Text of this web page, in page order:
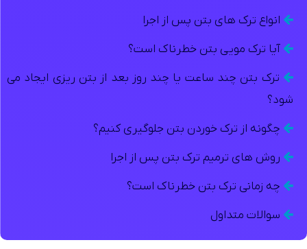
انواع ترک های بتن پس از اجرا
آیا ترک مویی بتن خطرناک است؟
ترک بتن چند ساعت یا چند روز بعد از بتن ریزی ایجاد می
شود؟
چگونه از ترک خوردن بتن جلوگیری کنیم؟
روش های ترمیم ترک بتن پس از اجرا
چه زمانی ترک بتن خطرناک است؟
سوالات متداول